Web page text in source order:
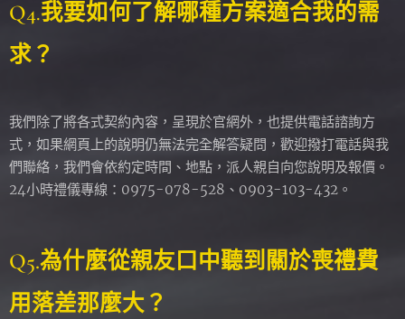
Q4.我要如何了解哪種方案適合我的需
求？
我們除了將各式契約內容，呈現於官網外，也提供電話諮詢方
式，如果網頁上的說明仍無法完全解答疑問，歡迎撥打電話與我
們聯絡，我們會依約定時間、地點，派人親自向您說明及報價。
24小時禮儀專線：0975-078-528、0903-103-432。
Q5.為什麼從親友口中聽到關於喪禮費
用落差那麼大？